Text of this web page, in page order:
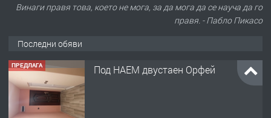
Винаги правя това, което не мога, за да мога да се науча да го
правя. - Пабло Пикасо
Последни обяви
ПРЕДЛАГА
Нов апартамент на ул. Липа до